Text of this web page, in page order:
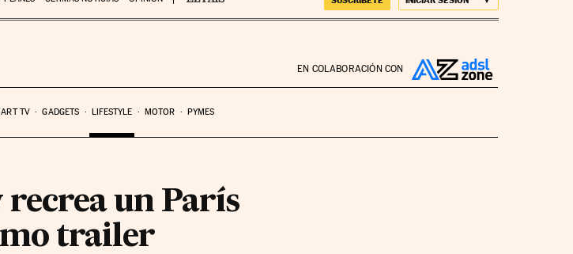
EN COLABORACIÓN CON
TV GADGETS LIFESTYLE MOTOR PYMES
recrea un París
trailer